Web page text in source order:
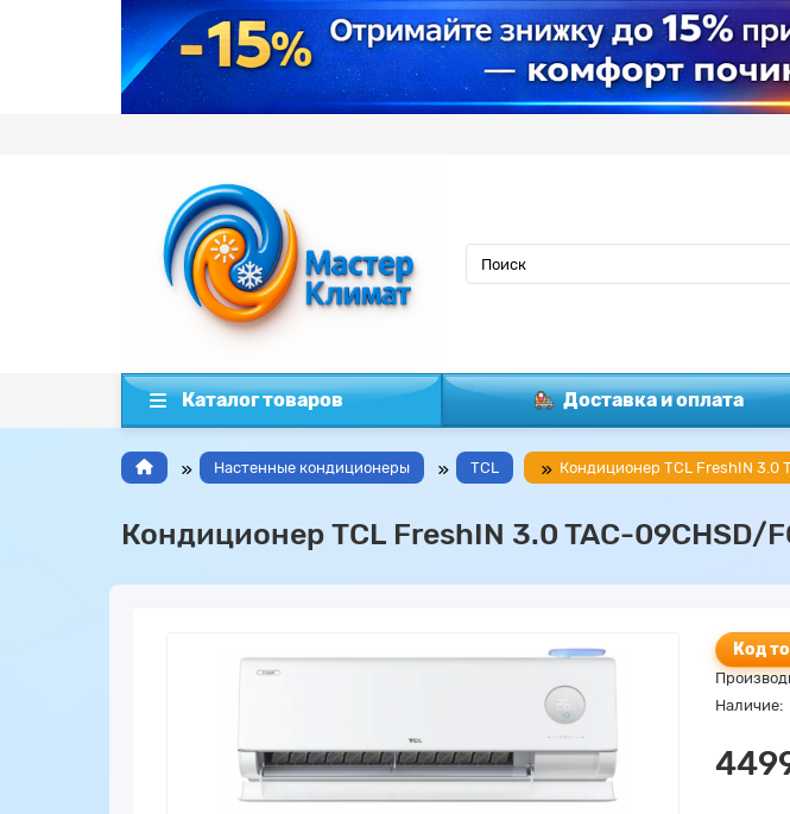
Каталог товаров Доставка и оплата
Настенные кондиционеры TCL Кондиционер TCL FreshIN 3.0
Кондиционер TCL FreshIN 3.0 TAC-09CHSD/
Код
Наличие: